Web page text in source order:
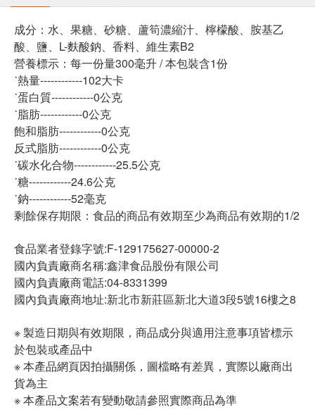
成分：水、果糖、砂糖、蘆筍濃縮汁、檸檬酸、胺基乙
酸、鹽、L-麩酸鈉、香料、維生素B2
營養標示：每一份量300毫升 / 本包裝含1份
˙熱量------------102大卡
˙蛋白質------------0公克
˙脂肪------------0公克
飽和脂肪------------0公克
反式脂肪------------0公克
˙碳水化合物------------25.5公克
˙糖------------24.6公克
˙鈉------------52毫克
剩餘保存期限：食品的商品有效期至少為商品有效期的1/2
食品業者登錄字號:F-129175627-00000-2
國內負責廠商名稱:鑫津食品股份有限公司
國內負責廠商電話:04-8331399
國內負責廠商地址:新北市新莊區新北大道3段5號16樓之8
※ 製造日期與有效期限，商品成分與適用注意事項皆標示
於包裝或產品中
※ 本產品網頁因拍攝關係，圖檔略有差異，實際以廠商出
貨為主
※ 本產品文案若有變動敬請參照實際商品為準